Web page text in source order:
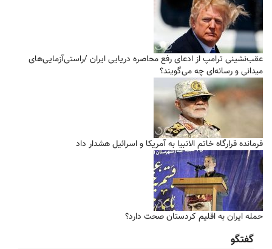
عقب‌نشینی ترامپ از ادعای رفع محاصره دریایی ایران /راستی‌آزمایی‌های
میدانی و رسانه‌ای چه می‌گویند؟
فرمانده قرارگاه خاتم الانبیا به آمریکا و اسرائیل هشدار داد
حمله ایران به اقلیم کردستان صحت دارد؟
گفتگو